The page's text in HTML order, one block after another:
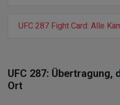
UFC 287 Fight Card: Alle
UFC 287: Übertragung,
Ort